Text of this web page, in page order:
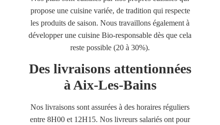
propose une cuisine variée, de tradition qui respecte
les produits de saison. Nous travaillons également à
développer une cuisine Bio-responsable dès que cela
reste possible (20 à 30%).
Des livraisons attentionnées
à Aix-Les-Bains
Nos livraisons sont assurées à des horaires réguliers
entre 8H00 et 12H15. Nos livreurs salariés ont pour